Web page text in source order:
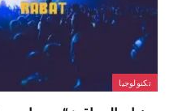
تكنولوجيا